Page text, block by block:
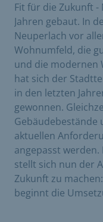
Fit für die Zukunft
Jahren gebaut. In
Neuperlach vor
Wohnumfeld, die
und die modernen
hat sich der
in den letzten
gewonnen.
aktuellen
angepasst
stellt sich nun der
Zukunft zu
beginnt die